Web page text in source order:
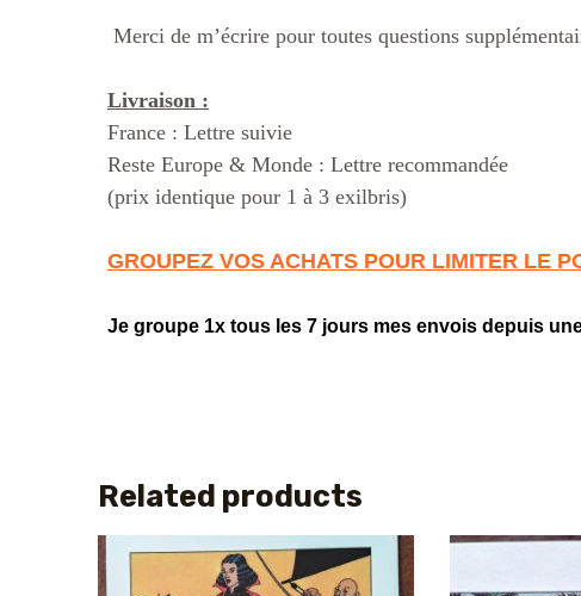
Merci de m’écrire pour toutes questions
Livraison :
France : Lettre suivie
Reste Europe & Monde : Lettre recommandée
(prix identique pour 1 à 3 exilbris)
GROUPEZ VOS ACHATS POUR LIMITER LE
Je groupe 1x tous les 7 jours mes envois depuis
Related products